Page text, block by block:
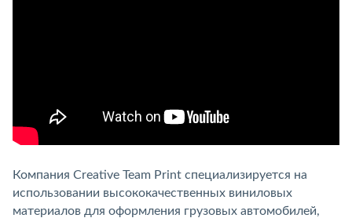
Компания Creative Team Print специализируется на
использовании высококачественных виниловых
материалов для оформления грузовых автомобилей,